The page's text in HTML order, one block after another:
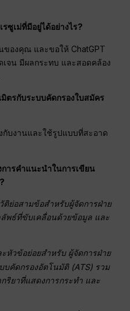
ซูเม่ที่มีอยู่ได้อย่างไร?
ของคุณ และขอให้ ChatGPT
จน มีผลกระทบ และสอดคล้อง
ตรกับระบบคัดกรองใบสมัคร
บงานและใช้รูปแบบที่สะอาด
การคำแนะนำในการเขียน
ติย่อสามข้อสำหรับผู้จัดการฝ่าย
พธ์ที่ขับเคลื่อนด้วยข้อมูล และ
ะหัวข้อย่อยสำหรับ ผู้จัดการฝ่าย
บคัดกรองอัตโนมัติ (ATS) รวม
ริยาที่แสดงการกระทำ และ